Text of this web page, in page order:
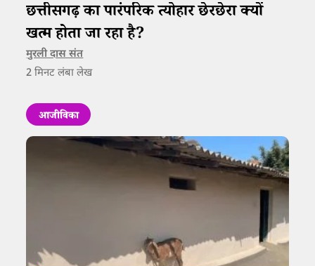
छत्तीसगढ़ का पारंपरिक त्योहार छेरछेरा क्यों
खत्म होता जा रहा है?
मुरली दास संत
2 मिनट लंबा लेख
आजीविका